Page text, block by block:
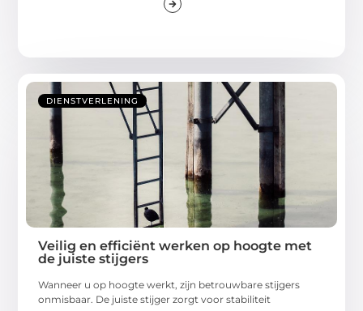
DIENSTVERLENING
Veilig en efficiënt werken op hoogte met
de juiste stijgers
Wanneer u op hoogte werkt, zijn betrouwbare stijgers
onmisbaar. De juiste stijger zorgt voor stabiliteit